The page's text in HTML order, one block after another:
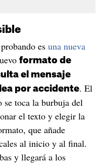
es una nueva
formato de
el mensaje
por accidente. El
se toca la burbuja del
el texto y elegir la
que añade
al inicio y al final.
y llegará a los